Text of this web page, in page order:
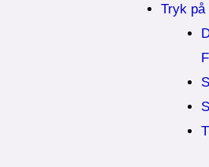
Tryk på